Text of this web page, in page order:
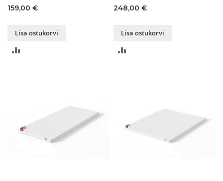
159,00 €
Lisa ostukorvi
248,00 €
Lisa ostukorvi